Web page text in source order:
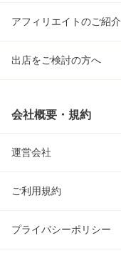
アフィリエイトのご紹介
出店をご検討の方へ
会社概要・規約
運営会社
ご利用規約
プライバシーポリシー